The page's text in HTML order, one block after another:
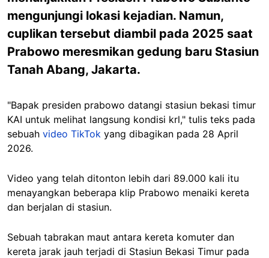
mengunjungi lokasi kejadian. Namun,
cuplikan tersebut diambil pada 2025 saat
Prabowo meresmikan gedung baru Stasiun
Tanah Abang, Jakarta.
"Bapak presiden prabowo datangi stasiun bekasi timur
KAI untuk melihat langsung kondisi krl," tulis teks pada
sebuah video TikTok yang dibagikan pada 28 April
2026.
Video yang telah ditonton lebih dari 89.000 kali itu
menayangkan beberapa klip Prabowo menaiki kereta
dan berjalan di stasiun.
Sebuah tabrakan maut antara kereta komuter dan
kereta jarak jauh terjadi di Stasiun Bekasi Timur pada